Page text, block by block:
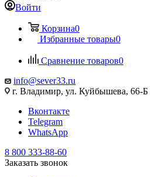
Войти
Корзина0
Избранные товары0
Сравнение товаров0
info@sever33.ru
г. Владимир, ул. Куйбышева, 66-Б
Вконтакте
Telegram
WhatsApp
8 800 333-88-60
Заказать звонок